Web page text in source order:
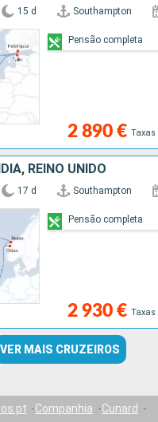
15 d Southampton
2 890 €
Pensão completa
REINO UNIDO
17 d Southampton
2 930 €
Pensão completa
VER MAIS CRUZEIROS
Companhia
Cunard